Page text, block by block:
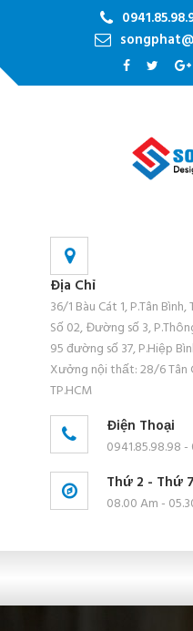
Địa Chỉ
36/1 Bàu Cát 1, P.Tân Bình,
Số 02, Đường số 3,
95 đường số 37, P.Hiệp
Xưởng nội thất: 28/6 Tân
TP.HCM
Điện Thoại
0941.85.98.98
Thứ 2 - Thứ 7
08.00 Am -